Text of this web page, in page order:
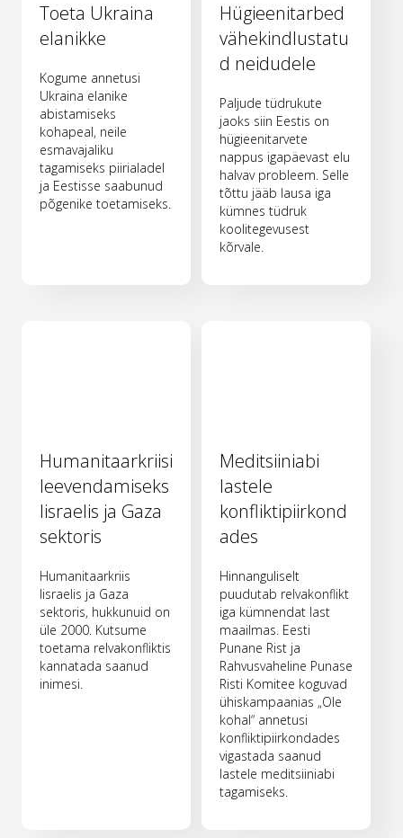
Toeta Ukraina
elanikke
Kogume annetusi
Ukraina elanike
abistamiseks
kohapeal, neile
esmavajaliku
tagamiseks piirialadel
ja Eestisse saabunud
põgenike toetamiseks.
Hügieenitarbed
vähekindlustatu
d neidudele
Paljude tüdrukute
jaoks siin Eestis on
hügieenitarvete
nappus igapäevast elu
halvav probleem. Selle
tõttu jääb lausa iga
kümnes tüdruk
koolitegevusest
kõrvale.
Humanitaarkriisi
leevendamiseks
Iisraelis ja Gaza
sektoris
Humanitaarkriis
Iisraelis ja Gaza
sektoris, hukkunuid on
üle 2000. Kutsume
toetama relvakonfliktis
kannatada saanud
inimesi.
Meditsiiniabi
lastele
konfliktipiirkond
ades
Hinnanguliselt
puudutab relvakonflikt
iga kümnendat last
maailmas. Eesti
Punane Rist ja
Rahvusvaheline Punase
Risti Komitee koguvad
ühiskampaanias „Ole
kohal“ annetusi
konfliktipiirkondades
vigastada saanud
lastele meditsiiniabi
tagamiseks.